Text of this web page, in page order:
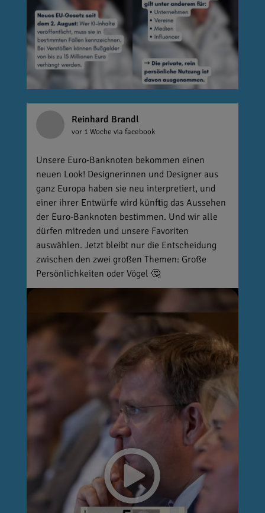
Reinhard Brandl
vor 1 Woche via facebook
Unsere Euro-Banknoten bekommen einen
neuen Look! Designerinnen und Designer aus
ganz Europa haben sie neu interpretiert, und
einer ihrer Entwürfe wird künftig das Aussehen
der Euro-Banknoten bestimmen. Und wir alle
dürfen mitreden und unsere Favoriten
auswählen. Jetzt bleibt nur die Entscheidung
zwischen den zwei großen Themen: Große
Persönlichkeiten oder Vögel 🤔